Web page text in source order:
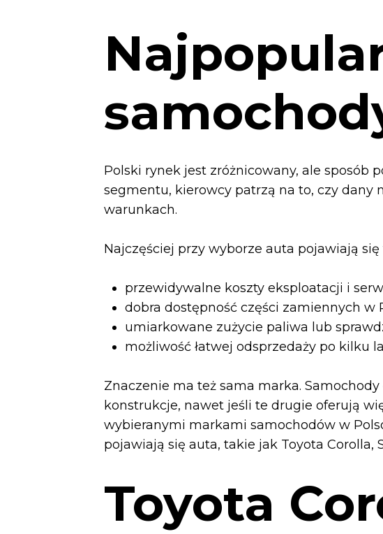
Polski rynek jest zróżnicowany, ale sposób
segmentu, kierowcy patrzą na to, czy dany
warunkach.
Najczęściej przy wyborze auta pojawiają
przewidywalne koszty eksploatacji i
dobra dostępność części zamiennych w
umiarkowane zużycie paliwa lub
możliwość łatwej odsprzedaży po kilku
Znaczenie ma też sama marka.
konstrukcje, nawet jeśli te drugie oferują
wybieranymi markami samochodów w
pojawiają się auta, takie jak Toyota Corolla,
Toyota